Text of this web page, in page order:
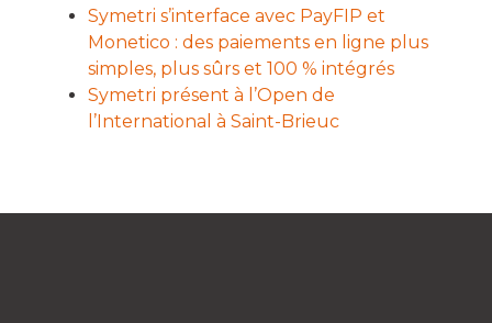
Symetri s’interface avec PayFIP et
Monetico : des paiements en ligne plus
simples, plus sûrs et 100 % intégrés
Symetri présent à l’Open de
l’International à Saint-Brieuc